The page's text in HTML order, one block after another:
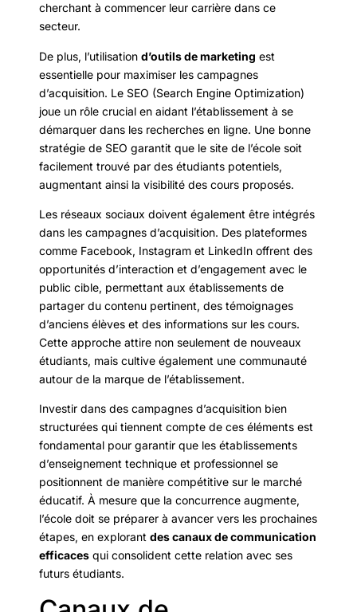
cherchant à commencer leur carrière dans ce
secteur.
De plus, l’utilisation d’outils de marketing est
essentielle pour maximiser les campagnes
d’acquisition. Le SEO (Search Engine Optimization)
joue un rôle crucial en aidant l’établissement à se
démarquer dans les recherches en ligne. Une bonne
stratégie de SEO garantit que le site de l’école soit
facilement trouvé par des étudiants potentiels,
augmentant ainsi la visibilité des cours proposés.
Les réseaux sociaux doivent également être intégrés
dans les campagnes d’acquisition. Des plateformes
comme Facebook, Instagram et LinkedIn offrent des
opportunités d’interaction et d’engagement avec le
public cible, permettant aux établissements de
partager du contenu pertinent, des témoignages
d’anciens élèves et des informations sur les cours.
Cette approche attire non seulement de nouveaux
étudiants, mais cultive également une communauté
autour de la marque de l’établissement.
Investir dans des campagnes d’acquisition bien
structurées qui tiennent compte de ces éléments est
fondamental pour garantir que les établissements
d’enseignement technique et professionnel se
positionnent de manière compétitive sur le marché
éducatif. À mesure que la concurrence augmente,
l’école doit se préparer à avancer vers les prochaines
étapes, en explorant des canaux de communication
efficaces qui consolident cette relation avec ses
futurs étudiants.